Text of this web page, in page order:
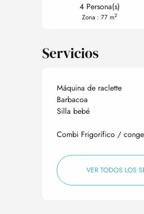
4 Persona(s)
Zona : 77 m2
Servicios
Máquina de raclette
Barbacoa
Silla bebé
Combi Frigorífico /
VER TODOS LOS